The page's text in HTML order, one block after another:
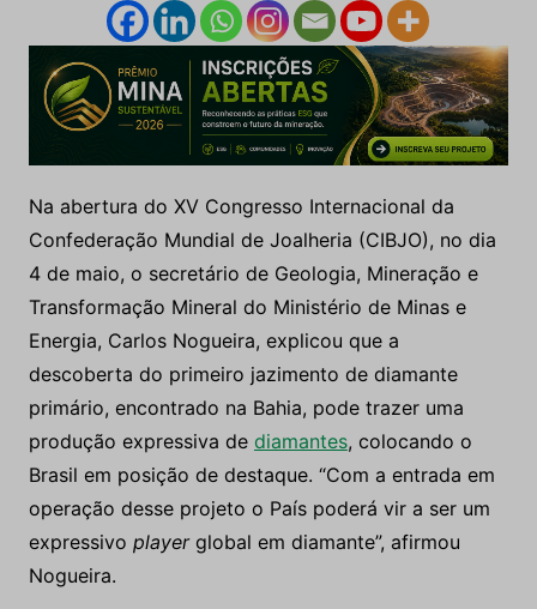
Na abertura do XV Congresso Internacional da
Confederação Mundial de Joalheria (CIBJO), no dia
4 de maio, o secretário de Geologia, Mineração e
Transformação Mineral do Ministério de Minas e
Energia, Carlos Nogueira, explicou que a
descoberta do primeiro jazimento de diamante
primário, encontrado na Bahia, pode trazer uma
produção expressiva de diamantes, colocando o
Brasil em posição de destaque. “Com a entrada em
operação desse projeto o País poderá vir a ser um
expressivo playerglobal em diamante”, afirmou
Nogueira.